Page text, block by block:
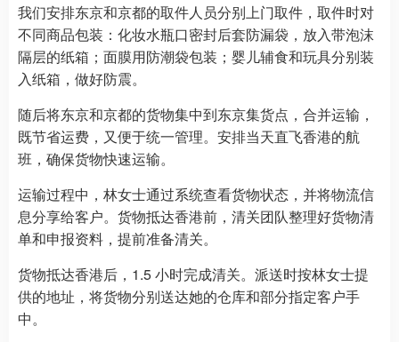
我们安排东京和京都的取件人员分别上门取件，取件时对
不同商品包装：化妆水瓶口密封后套防漏袋，放入带泡沫
隔层的纸箱；面膜用防潮袋包装；婴儿辅食和玩具分别装
入纸箱，做好防震。
随后将东京和京都的货物集中到东京集货点，合并运输，
既节省运费，又便于统一管理。安排当天直飞香港的航
班，确保货物快速运输。
运输过程中，林女士通过系统查看货物状态，并将物流信
息分享给客户。货物抵达香港前，清关团队整理好货物清
单和申报资料，提前准备清关。
货物抵达香港后，1.5 小时完成清关。派送时按林女士提
供的地址，将货物分别送达她的仓库和部分指定客户手
中。